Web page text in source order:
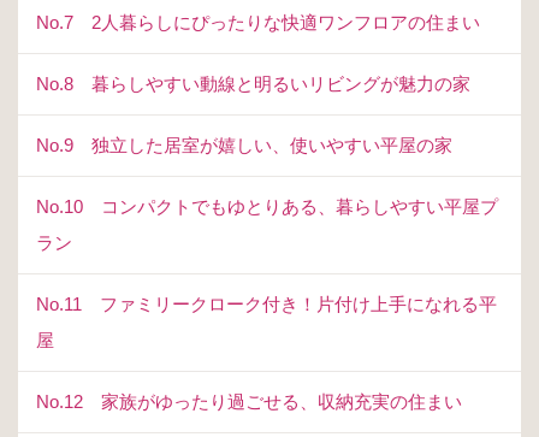
No.7 2人暮らしにぴったりな快適ワンフロアの住まい
No.8 暮らしやすい動線と明るいリビングが魅力の家
No.9 独立した居室が嬉しい、使いやすい平屋の家
No.10 コンパクトでもゆとりある、暮らしやすい平屋プ
ラン
No.11 ファミリークローク付き！片付け上手になれる平
屋
No.12 家族がゆったり過ごせる、収納充実の住まい